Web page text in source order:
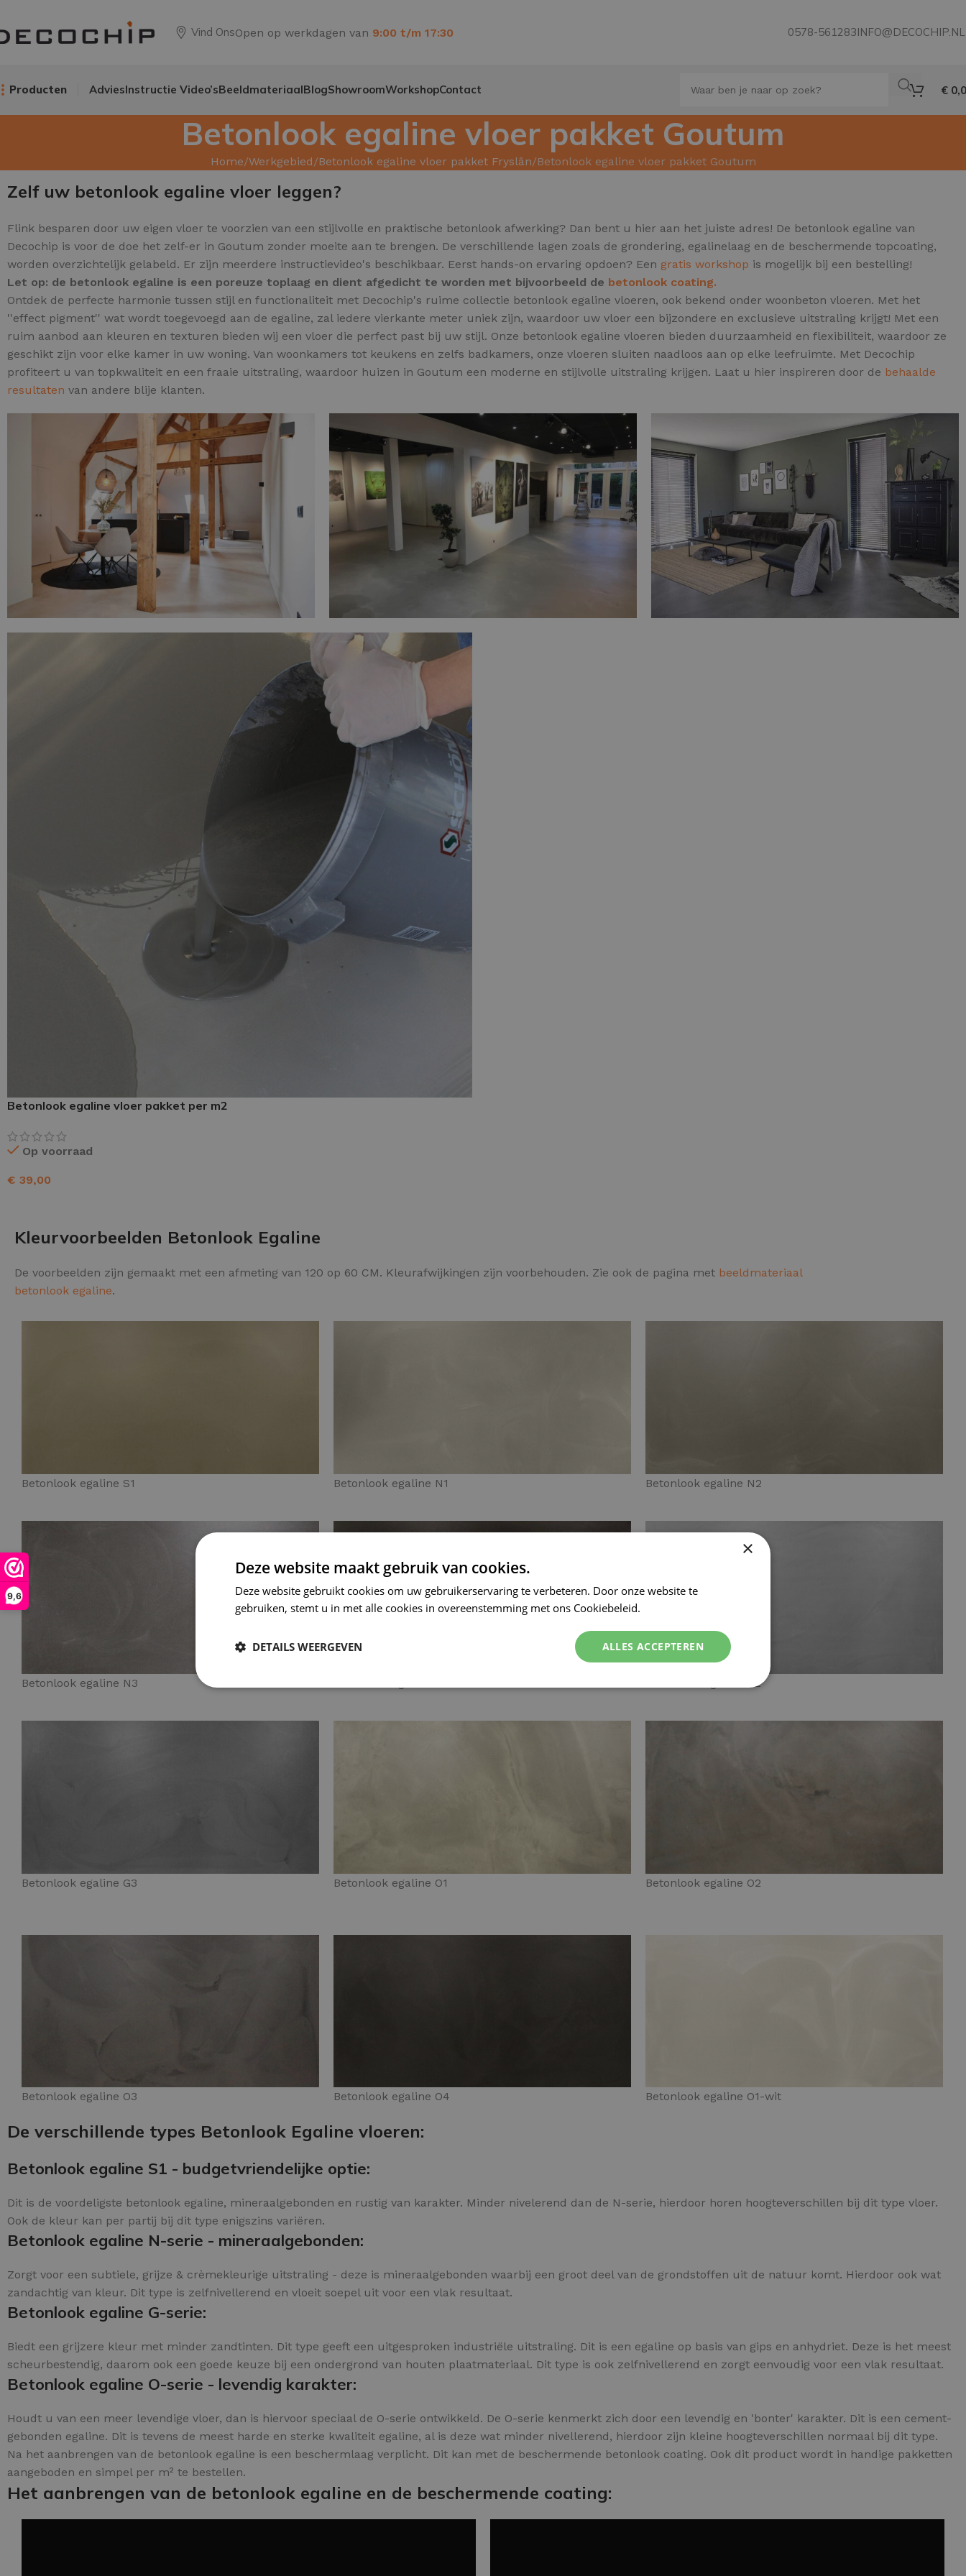
9,6
Vind OnsOpen op werkdagen van 9:00 t/m 17:30 0578-561283INFO@DECOCHIP.NL
Producten
Impregneer snel
Tegelprimer
Schraaplaag PU
EPOXY GIETVLOER
Gietvloer bedrijfsruimte
Gietvloer garage
Toplaag transparant
Toplaag anti-slip
Budget toplaag
Toplaag in kleur
AdviesInstructie Video’sBeeldmateriaalBlogShowroomWorkshopContact €
Betonlook egaline vloer pakket Goutum
Home Werkgebied Betonlook egaline vloer pakket Fryslân Betonlook egaline vloer pakket Goutum
Zelf uw betonlook egaline vloer leggen?
Flink besparen door uw eigen vloer te voorzien van een stijlvolle en praktische betonlook afwerking? Dan bent u hier aan het juiste adres! De betonlook egaline van
Decochip is voor de doe het zelf-er in Goutum zonder moeite aan te brengen. De verschillende lagen zoals de grondering, egalinelaag en de beschermende topcoating,
worden overzichtelijk gelabeld. Er zijn meerdere instructievideo's beschikbaar. Eerst hands-on ervaring opdoen? Een gratis workshop is mogelijk bij een bestelling!
Let op: de betonlook egaline is een poreuze toplaag en dient afgedicht te worden met bijvoorbeeld de betonlook coating.
Ontdek de perfecte harmonie tussen stijl en functionaliteit met Decochip's ruime collectie betonlook egaline vloeren, ook bekend onder woonbeton vloeren. Met het
''effect pigment'' wat wordt toegevoegd aan de egaline, zal iedere vierkante meter uniek zijn, waardoor uw vloer een bijzondere en exclusieve uitstraling krijgt! Met een
ruim aanbod aan kleuren en texturen bieden wij een vloer die perfect past bij uw stijl. Onze betonlook egaline vloeren bieden duurzaamheid en flexibiliteit, waardoor ze
geschikt zijn voor elke kamer in uw woning. Van woonkamers tot keukens en zelfs badkamers, onze vloeren sluiten naadloos aan op elke leefruimte. Met Decochip
profiteert u van topkwaliteit en een fraaie uitstraling, waardoor huizen in Goutum een moderne en stijlvolle uitstraling krijgen. Laat u hier inspireren door de behaalde
resultaten van andere blije klanten.
Betonlook egaline vloer pakket per m2
Op voorraad
€ 39,00
Kleurvoorbeelden Betonlook Egaline
De voorbeelden zijn gemaakt met een afmeting van 120 op 60 CM. Kleurafwijkingen zijn voorbehouden. Zie ook de pagina met beeldmateriaal
betonlook egaline.
Betonlook egaline S1 Betonlook egaline N1 Betonlook egaline N2
Betonlook egaline N3 Betonlook egaline G2
Betonlook egaline G3 Betonlook egaline O1 Betonlook egaline O2
Betonlook egaline O3 Betonlook egaline O4 Betonlook egaline O1-wit
De verschillende types Betonlook Egaline vloeren:
Betonlook egaline S1 - budgetvriendelijke optie:
Dit is de voordeligste betonlook egaline, mineraalgebonden en rustig van karakter. Minder nivelerend dan de N-serie, hierdoor horen hoogteverschillen bij dit type vloer.
Ook de kleur kan per partij bij dit type enigszins variëren.
Betonlook egaline N-serie - mineraalgebonden:
Zorgt voor een subtiele, grijze & crèmekleurige uitstraling - deze is mineraalgebonden waarbij een groot deel van de grondstoffen uit de natuur komt. Hierdoor ook wat
zandachtig van kleur. Dit type is zelfnivellerend en vloeit soepel uit voor een vlak resultaat.
Betonlook egaline G-serie:
Biedt een grijzere kleur met minder zandtinten. Dit type geeft een uitgesproken industriële uitstraling. Dit is een egaline op basis van gips en anhydriet. Deze is het meest
scheurbestendig, daarom ook een goede keuze bij een ondergrond van houten plaatmateriaal. Dit type is ook zelfnivellerend en zorgt eenvoudig voor een vlak resultaat.
Betonlook egaline O-serie - levendig karakter:
Houdt u van een meer levendige vloer, dan is hiervoor speciaal de O-serie ontwikkeld. De O-serie kenmerkt zich door een levendig en 'bonter' karakter. Dit is een cement-
gebonden egaline. Dit is tevens de meest harde en sterke kwaliteit egaline, al is deze wat minder nivellerend, hierdoor zijn kleine hoogteverschillen normaal bij dit type.
Na het aanbrengen van de betonlook egaline is een beschermlaag verplicht. Dit kan met de beschermende betonlook coating. Ook dit product wordt in handige pakketten
aangeboden en simpel per m² te bestellen.
Het aanbrengen van de betonlook egaline en de beschermende coating:
×
Deze website maakt gebruik van cookies.
Deze website gebruikt cookies om uw gebruikerservaring te verbeteren. Door onze website te
gebruiken, stemt u in met alle cookies in overeenstemming met ons Cookiebeleid.
ALLES ACCEPTEREN
DETAILS WEERGEVEN